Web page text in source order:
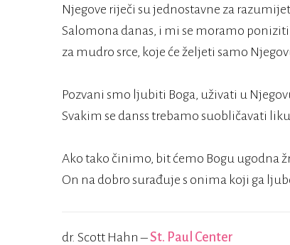
Njegove riječi su jednostavne za
Salomona danas, i mi se moramo
za mudro srce, koje će željeti samo
Pozvani smo ljubiti Boga, uživati u
Svakim se danss trebamo suobličavati liku
Ako tako činimo, bit ćemo Bogu ugodna
On na dobro surađuje s onima koji ga
dr. Scott Hahn –St. Paul Center